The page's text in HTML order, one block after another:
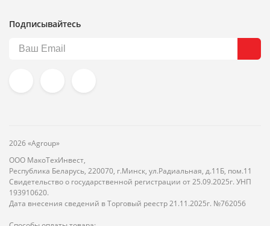
Подписывайтесь
2026 «Agroup»
ООО МакоТехИнвест,
Республика Беларусь, 220070, г.Минск, ул.Радиальная, д.11Б, пом.11
Свидетельство о государственной регистрации от 25.09.2025г. УНП
193910620.
Дата внесения сведений в Торговый реестр 21.11.2025г. №762056